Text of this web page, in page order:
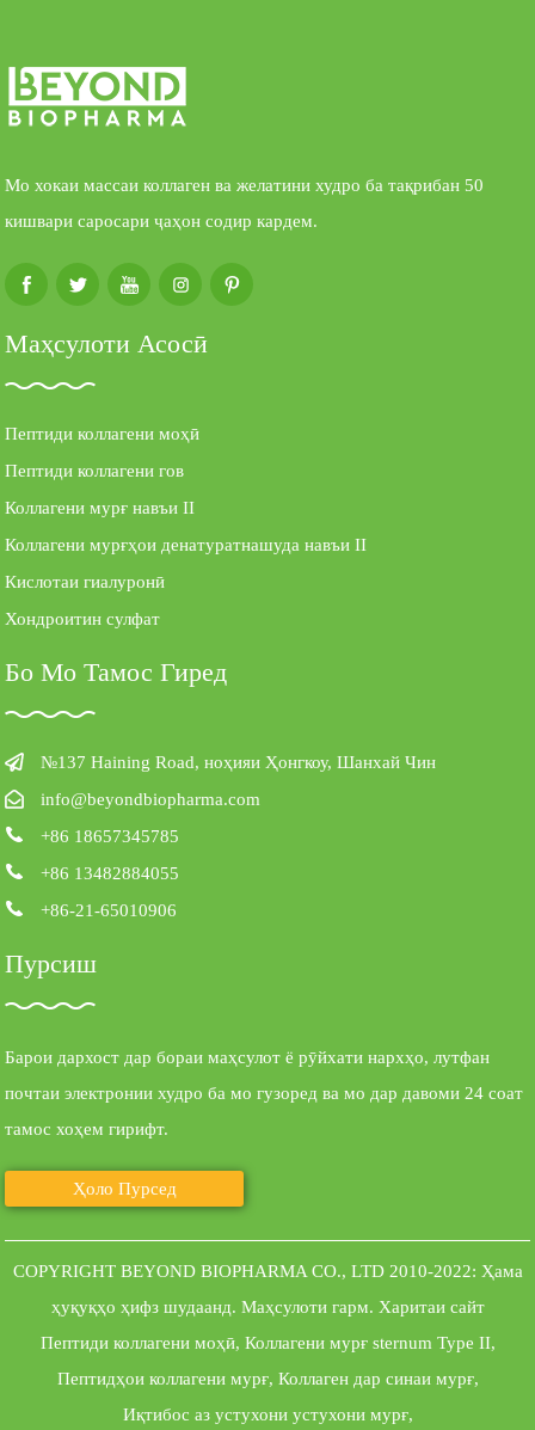
Мо хокаи массаи коллаген ва желатини худро ба тақрибан 50
кишвари саросари ҷаҳон содир кардем.
Маҳсулоти Асосӣ
Пептиди коллагени моҳӣ
Пептиди коллагени гов
Коллагени мурғ навъи II
Коллагени мурғҳои денатуратнашуда навъи II
Кислотаи гиалуронӣ
Хондроитин сулфат
Бо Мо Тамос Гиред
№137 Haining Road, ноҳияи Ҳонгкоу, Шанхай Чин
info@beyondbiopharma.com
+86 18657345785
+86 13482884055
+86-21-65010906
Пурсиш
Барои дархост дар бораи маҳсулот ё рӯйхати нархҳо, лутфан
почтаи электронии худро ба мо гузоред ва мо дар давоми 24 соат
тамос хоҳем гирифт.
Ҳоло Пурсед
COPYRIGHT BEYOND BIOPHARMA CO., LTD 2010-2022: Ҳама
ҳуқуқҳо ҳифз шудаанд. Маҳсулоти гарм. Харитаи сайт
Пептиди коллагени моҳӣ, Коллагени мурғ sternum Type II,
Пептидҳои коллагени мурғ, Коллаген дар синаи мурғ,
Иқтибос аз устухони устухони мурғ,